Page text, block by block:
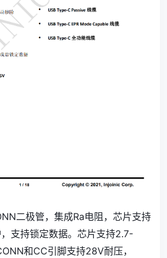
二极管，集成Ra电阻，芯片支持
支持锁定数据。芯片支持2.7-
和CC引脚支持28V耐压，